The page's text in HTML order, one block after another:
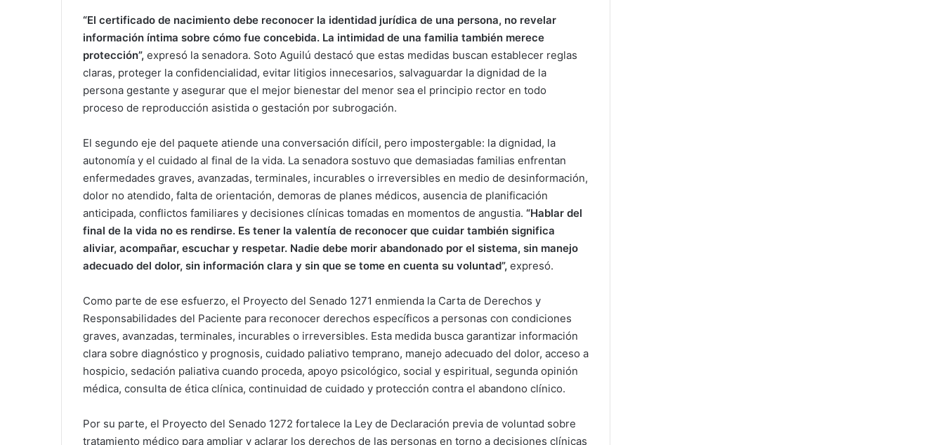
“El certificado de nacimiento debe reconocer la identidad jurídica de una persona, no revelar
información íntima sobre cómo fue concebida. La intimidad de una familia también merece
protección”, expresó la senadora. Soto Aguilú destacó que estas medidas buscan establecer reglas
claras, proteger la confidencialidad, evitar litigios innecesarios, salvaguardar la dignidad de la
persona gestante y asegurar que el mejor bienestar del menor sea el principio rector en todo
proceso de reproducción asistida o gestación por subrogación.
El segundo eje del paquete atiende una conversación difícil, pero impostergable: la dignidad, la
autonomía y el cuidado al final de la vida. La senadora sostuvo que demasiadas familias enfrentan
enfermedades graves, avanzadas, terminales, incurables o irreversibles en medio de desinformación,
dolor no atendido, falta de orientación, demoras de planes médicos, ausencia de planificación
anticipada, conflictos familiares y decisiones clínicas tomadas en momentos de angustia. “Hablar del
final de la vida no es rendirse. Es tener la valentía de reconocer que cuidar también significa
aliviar, acompañar, escuchar y respetar. Nadie debe morir abandonado por el sistema, sin manejo
adecuado del dolor, sin información clara y sin que se tome en cuenta su voluntad”, expresó.
Como parte de ese esfuerzo, el Proyecto del Senado 1271 enmienda la Carta de Derechos y
Responsabilidades del Paciente para reconocer derechos específicos a personas con condiciones
graves, avanzadas, terminales, incurables o irreversibles. Esta medida busca garantizar información
clara sobre diagnóstico y prognosis, cuidado paliativo temprano, manejo adecuado del dolor, acceso a
hospicio, sedación paliativa cuando proceda, apoyo psicológico, social y espiritual, segunda opinión
médica, consulta de ética clínica, continuidad de cuidado y protección contra el abandono clínico.
Por su parte, el Proyecto del Senado 1272 fortalece la Ley de Declaración previa de voluntad sobre
tratamiento médico para ampliar y aclarar los derechos de las personas en torno a decisiones clínicas